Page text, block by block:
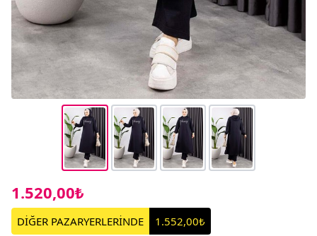
1.520,00₺
DİĞER PAZARYERLERİNDE 1.552,00₺